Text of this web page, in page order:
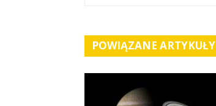
POWIĄZANE ARTYKUŁY